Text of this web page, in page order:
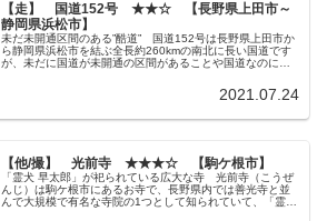
【走】 国道152号 ★★☆ 【長野県上田市～
静岡県浜松市】
未だ未開通区間のある”酷道” 国道152号は長野県上田市か
ら静岡県浜松市を結ぶ全長約260kmの南北に長い国道です
が、未だに国道が未開通の区間があることや国道なのに道
2021.07.24
【他/撮】 光前寺 ★★★☆ 【駒ケ根市】
「霊犬 早太郎」が祀られている広大な寺 光前寺（こうぜ
んじ）は駒ケ根市にあるお寺で、長野県内では善光寺と並
んで大規模で有名な寺院の1つとして知られていて、「霊犬